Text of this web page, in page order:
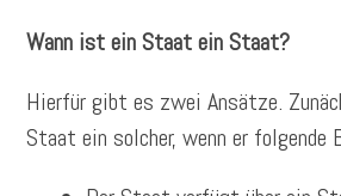
Wann ist ein Staat ein Staat?
Hierfür gibt es zwei Ansätze.
Staat ein solcher, wenn er folgende